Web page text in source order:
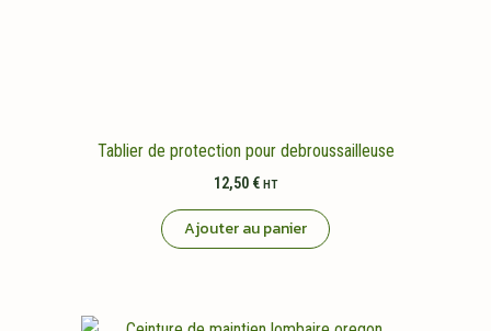
Tablier de protection pour debroussailleuse
12,50 € HT
Ajouter au panier